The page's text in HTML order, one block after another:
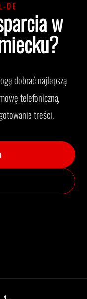
DE
w
dobrać najlepszą
telefoniczną,
treści.